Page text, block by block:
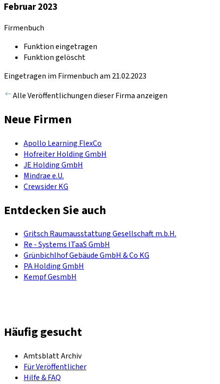
Februar 2023
Firmenbuch
Funktion eingetragen
Funktion gelöscht
Eingetragen im Firmenbuch am 21.02.2023
Alle Veröffentlichungen dieser Firma anzeigen
Neue Firmen
Apollo Learning FlexCo
Hofreiter Holding GmbH
JE Holding GmbH
Mindrae e.U.
Crewsider KG
Entdecken Sie auch
Gritsch Raumausstattung Gesellschaft m.b.H.
Re - Systems ITaaS GmbH
Grünbichlhof Gebäude GmbH & Co KG
PA Holding GmbH
Kempf GesmbH
Häufig gesucht
Amtsblatt Archiv
Für Veröffentlicher
Hilfe & FAQ